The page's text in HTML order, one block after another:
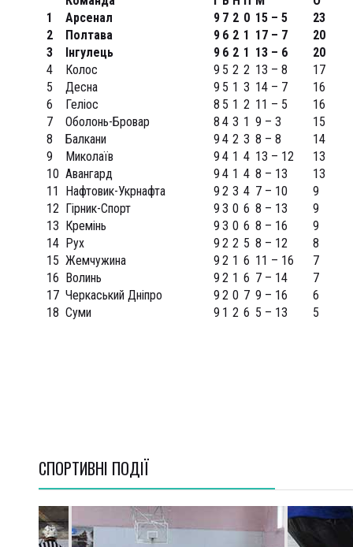
1
Арсенал 9 7 2 0 15 – 5
23
2
Полтава 9 6 2 1 17 – 7
20
3
Інгулець 9 6 2 1 13 – 6
20
4
Колос 9 5 2 2 13 – 8
17
5
Десна 9 5 1 3 14 – 7
16
6
Геліос 8 5 1 2 11 – 5
16
7
Оболонь-Бровар 8 4 3 1 9 – 3
15
8
Балкани 9 4 2 3 8 – 8
14
9
Миколаїв 9 4 1 4 13 – 12
13
10 Авангард 9 4 1 4 8 – 13
13
11 Нафтовик-Укрнафта 9 2 3 4 7 – 10
9
12 Гірник-Спорт 9 3 0 6 8 – 13
9
13 Кремінь 9 3 0 6 8 – 16
9
14 Рух 9 2 2 5 8 – 12
8
15 Жемчужина 9 2 1 6 11 – 16
7
16 Волинь 9 2 1 6 7 – 14
7
17 Черкаський Дніпро 9 2 0 7 9 – 16
6
18 Суми 9 1 2 6 5 – 13 5
СПОРТИВНI ПОДІЇ